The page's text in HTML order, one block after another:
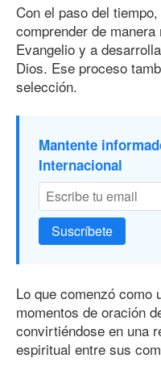
Con el paso del
comprender de
Evangelio y a
Dios. Ese proceso
selección.
Mantente
Internacional
Suscríbete
Lo que comenzó como
momentos de oración
convirtiéndose en una
espiritual entre sus